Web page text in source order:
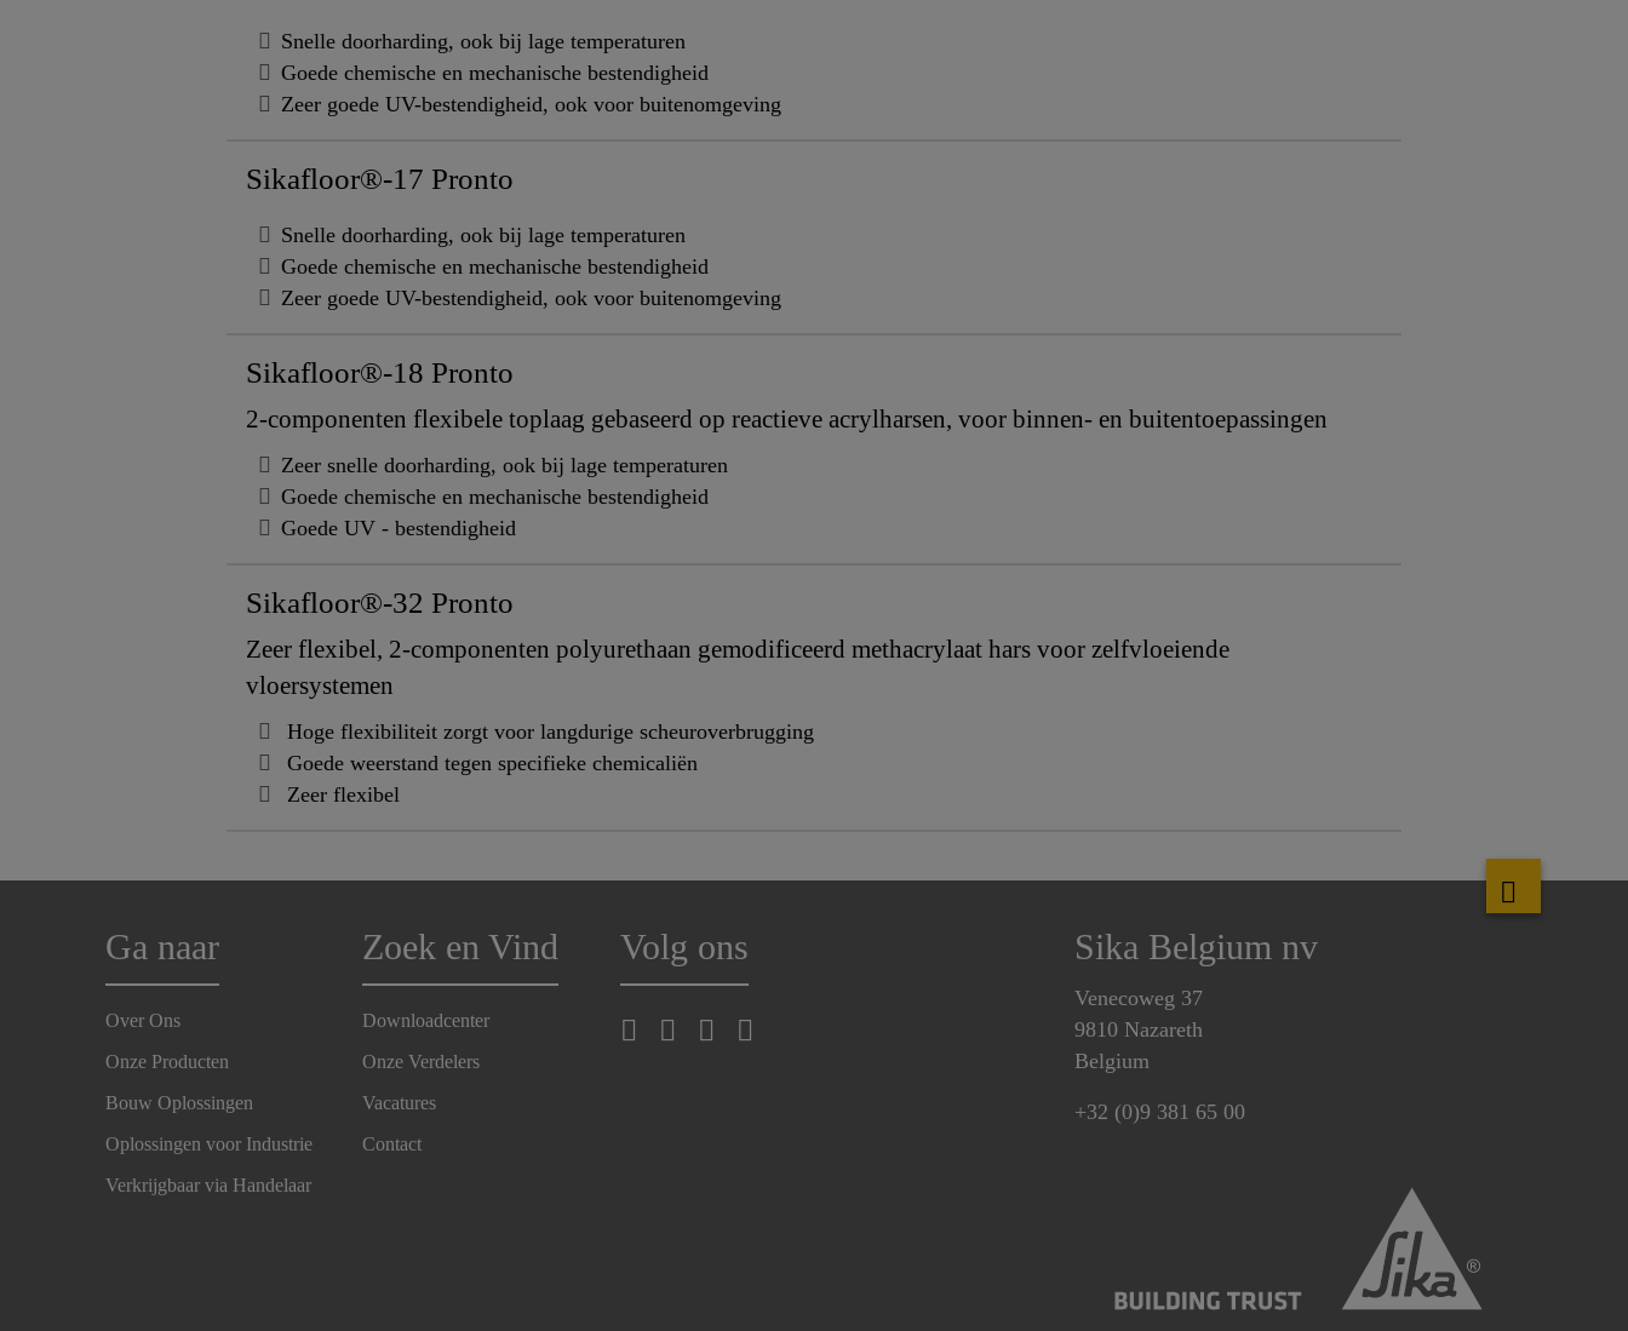
Snelle doorharding, ook bij lage temperaturen
Goede chemische en mechanische bestendigheid
Zeer goede UV-bestendigheid, ook voor buitenomgeving
Sikafloor®-17 Pronto
Snelle doorharding, ook bij lage temperaturen
Goede chemische en mechanische bestendigheid
Zeer goede UV-bestendigheid, ook voor buitenomgeving
Sikafloor®-18 Pronto
2-componenten flexibele toplaag gebaseerd op reactieve acrylharsen, voor binnen- en buitentoepassingen
Zeer snelle doorharding, ook bij lage temperaturen
Goede chemische en mechanische bestendigheid
Goede UV - bestendigheid
Sikafloor®-32 Pronto
Zeer flexibel, 2-componenten polyurethaan gemodificeerd methacrylaat hars voor zelfvloeiende
vloersystemen
Hoge flexibiliteit zorgt voor langdurige scheuroverbrugging
Goede weerstand tegen specifieke chemicaliën
Zeer flexibel
Ga naar
Over Ons
Onze Producten
Bouw Oplossingen
Oplossingen voor Industrie
Verkrijgbaar via Handelaar
Zoek en Vind
Downloadcenter
Onze Verdelers
Vacatures
Contact
Volg ons Sika Belgium nv
Venecoweg 37
9810 Nazareth
Belgium
+32 (0)9 381 65 00